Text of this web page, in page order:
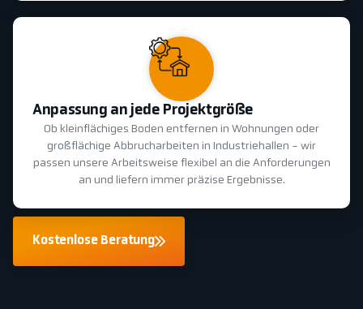
Anpassung an jede Projektgröße
Ob kleinflächiges Boden entfernen in Wohnungen oder
großflächige Abbrucharbeiten in Industriehallen - wir
passen unsere Arbeitsweise flexibel an die Anforderungen
an und liefern immer präzise Ergebnisse.
Kostenlose Beratung